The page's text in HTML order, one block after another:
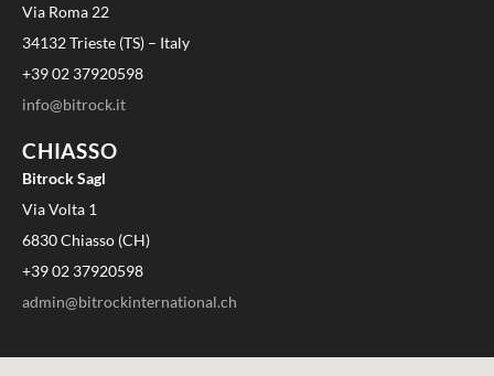
Via Roma 22
34132 Trieste (TS) – Italy
+39 02 37920598
info@bitrock.it
CHIASSO
Bitrock Sagl
Via Volta 1
6830 Chiasso (CH)
+39 02 37920598
admin@bitrockinternational.ch